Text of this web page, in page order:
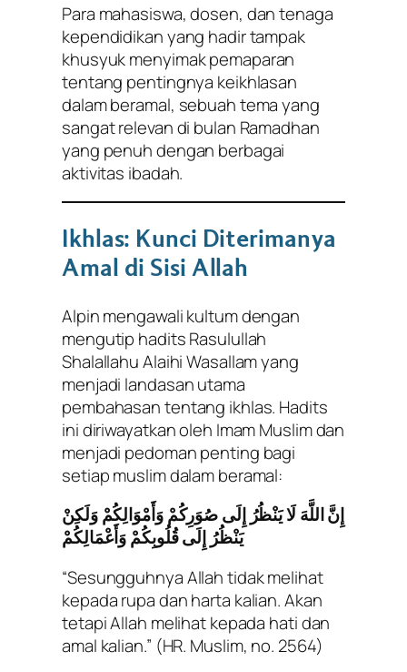
Para mahasiswa, dosen, dan tenaga
kependidikan yang hadir tampak
khusyuk menyimak pemaparan
tentang pentingnya keikhlasan
dalam beramal, sebuah tema yang
sangat relevan di bulan Ramadhan
yang penuh dengan berbagai
aktivitas ibadah.
Ikhlas: Kunci Diterimanya
Amal di Sisi Allah
Alpin mengawali kultum dengan
mengutip hadits Rasulullah
Shalallahu Alaihi Wasallam yang
menjadi landasan utama
pembahasan tentang ikhlas. Hadits
ini diriwayatkan oleh Imam Muslim dan
menjadi pedoman penting bagi
setiap muslim dalam beramal:
إِنَّ اللَّهَ لَا يَنْظُرُ إِلَى صُوَرِكُمْ وَأَمْوَالِكُمْ وَلَكِنْ
يَنْظُرُ إِلَى قُلُوبِكُمْ وَأَعْمَالِكُمْ
“Sesungguhnya Allah tidak melihat
kepada rupa dan harta kalian. Akan
tetapi Allah melihat kepada hati dan
amal kalian.” (HR. Muslim, no. 2564)